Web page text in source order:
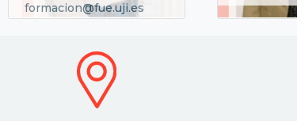
formacion@fue.uji.es